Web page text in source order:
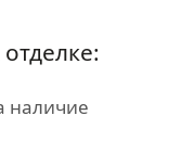
отделке:
наличие